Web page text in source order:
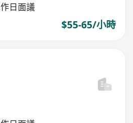
日面議
$55-65/小時